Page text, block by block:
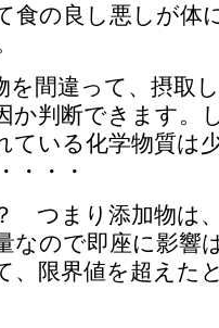
食の良し悪しが体
間違って、摂取
か判断できます。
ている化学物質は
・・・
つまり添加物は
なので即座に影響
、限界値を超えた